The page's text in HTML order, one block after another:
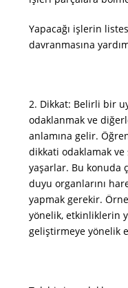
Yapacağı işlerin
davranmasına
2. Dikkat: Belirli bir
odaklanmak ve
anlamına gelir.
dikkati odaklamak
yaşarlar. Bu konuda
duyu organlarını
yapmak gerekir.
yönelik, etkinliklerin
geliştirmeye yönelik